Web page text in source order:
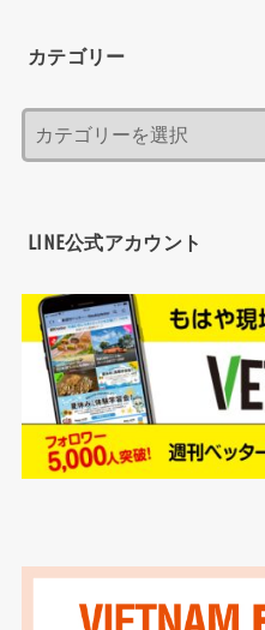
カテゴリー
LINE公式アカウント